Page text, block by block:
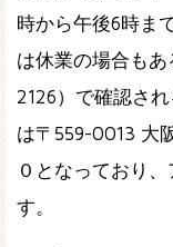
時から午後6時ま
は休業の場合も
2126）で確認さ
は〒559-0013 大
０となっており
す。